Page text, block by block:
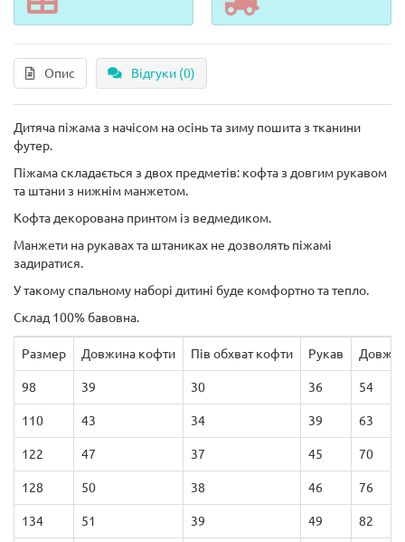
Опис Відгуки (0)
Дитяча піжама з начісом на осінь та зиму пошита з тканини
футер.
Піжама складається з двох предметів: кофта з довгим рукавом
та штани з нижнім манжетом.
Кофта декорована принтом із ведмедиком.
Манжети на рукавах та штаниках не дозволять піжамі
задиратися.
У такому спальному наборі дитині буде комфортно та тепло.
Склад 100% бавовна.
Размер Довжина кофти Пів обхват кофти Рукав
98 39 30 36 54
110 43 34 39 63
122 47 37 45 70
128 50 38 46 76
134 51 39 49 82